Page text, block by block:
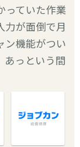
っていた作業
力が面倒で月
ン機能がつい
あっという間